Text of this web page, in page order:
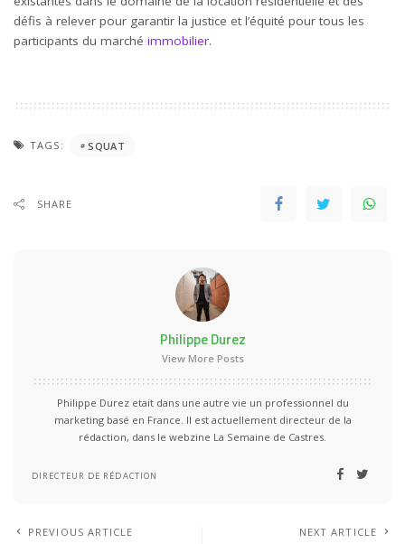
défis à relever pour garantir la justice et l’équité pour tous les
participants du marché immobilier.
TAGS: SQUAT
SHARE
Philippe Durez
View More Posts
Philippe Durez etait dans une autre vie un professionnel du
marketing basé en France. Il est actuellement directeur de la
rédaction, dans le webzine La Semaine de Castres.
DIRECTEUR DE RÉDACTION
PREVIOUS ARTICLE NEXT ARTICLE